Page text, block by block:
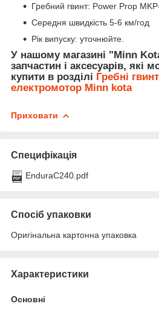
Гребний гвинт: Power Prop
Середня швидкість 5-6 км/год
Рік випуску: уточнюйте.
У нашому магазині "Minn
запчастин і аксесуарів, які
купити в розділі Гребні
електромотор Minn kota
Приховати
Специфікація
EnduraC240.pdf
Спосіб упаковки
Оригінальна картонна упаковка
Характеристики
Основні